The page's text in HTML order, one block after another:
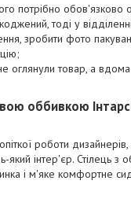
потрібно обов'язково
тоді у
зробити фото
оглянули товар, а
оббивкою
роботи
який інтер'єр. Стілець
і м'яке комфортне